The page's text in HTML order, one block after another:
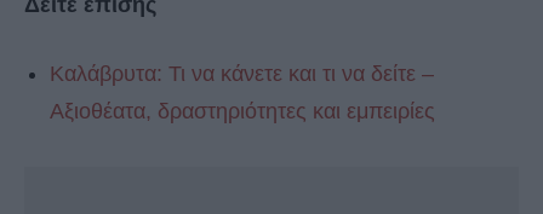
Δείτε επίσης
Καλάβρυτα: Τι να κάνετε και τι να δείτε –
Αξιοθέατα, δραστηριότητες και εμπειρίες